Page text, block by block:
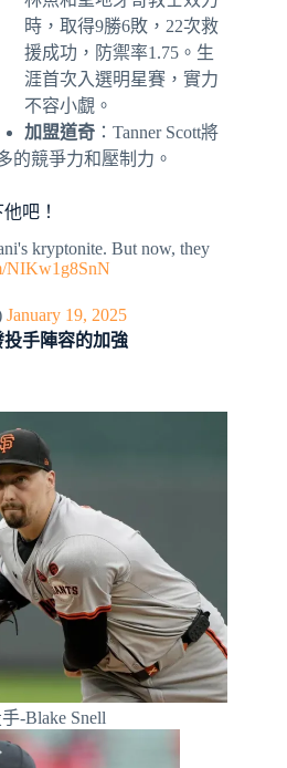
時，取得9勝6敗，22次救
援成功，防禦率1.75。生
涯首次入選明星賽，實力
不容小覷。
加盟道奇 ：Tanner Scott將
的競爭力和壓制力。
吧！
kryptonite. But now, they
NIKw1g8SnN
January 19, 2025
手陣容的加強
-Blake Snell